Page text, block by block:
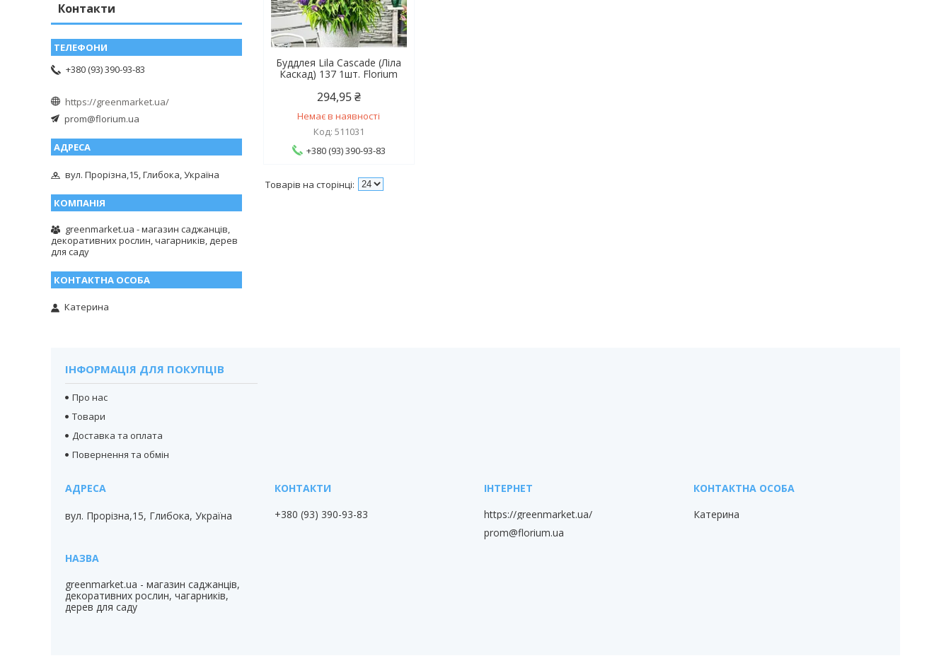
Буддлея Lila Cascade (Ліла
Каскад) 137 1шт. Florium
294,95 ₴
Немає в наявності
511031
+380 (93) 390-93-83
Контакти
+380 (93) 390-93-83
https://greenmarket.ua/
prom@florium.ua
вул. Прорізна,15, Глибока, Україна
greenmarket.ua - магазин саджанців,
декоративних рослин, чагарників, дерев
для саду
Катерина
ІНФОРМАЦІЯ ДЛЯ ПОКУПЦІВ
Про нас
Товари
Доставка та оплата
Повернення та обмін
вул. Прорізна,15, Глибока, Україна
greenmarket.ua - магазин саджанців,
декоративних рослин, чагарників,
дерев для саду
+380 (93) 390-93-83
https://greenmarket.ua/
prom@florium.ua
Катерина